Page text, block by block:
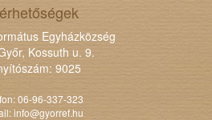
Egyházközség
Kossuth u. 9.
9025
06-96-337-323
info@gyorref.hu